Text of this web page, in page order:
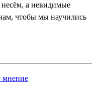
а невидимые
чтобы мы научились
мнение